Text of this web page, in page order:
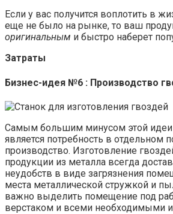
Если у вас получится воплотить в
еще не было на рынке, то ваш
оригинальным и быстро наберет
Затраты
Бизнес-идея №6 : Производство
Самым большим минусом этой идеи
является потребность в отдельном
производство. Изготовление
продукции из металла всегда
неудобств в виде загрязнения
места металлической стружкой и
важно выделить помещение под
верстаком и всеми необходимыми